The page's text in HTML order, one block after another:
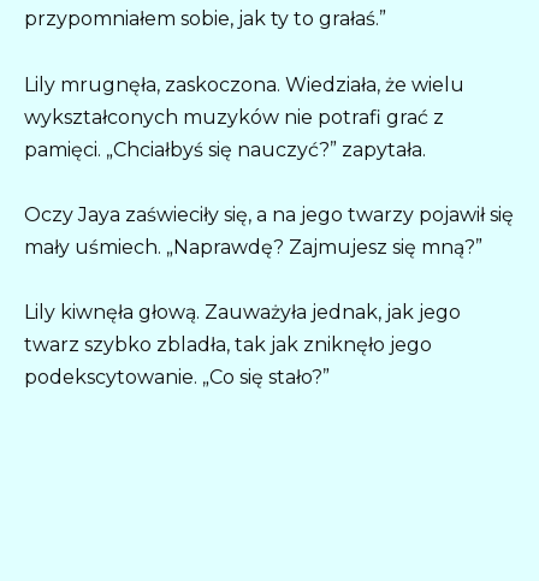
przypomniałem sobie, jak ty to grałaś.”
Lily mrugnęła, zaskoczona. Wiedziała, że wielu
wykształconych muzyków nie potrafi grać z
pamięci. „Chciałbyś się nauczyć?” zapytała.
Oczy Jaya zaświeciły się, a na jego twarzy pojawił się
mały uśmiech. „Naprawdę? Zajmujesz się mną?”
Lily kiwnęła głową. Zauważyła jednak, jak jego
twarz szybko zbladła, tak jak zniknęło jego
podekscytowanie. „Co się stało?”